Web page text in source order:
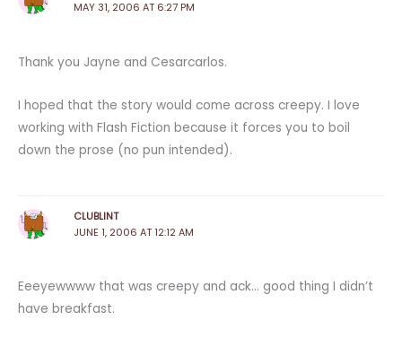
MAY 31, 2006 AT 6:27 PM
Thank you Jayne and Cesarcarlos.
I hoped that the story would come across creepy. I love
working with Flash Fiction because it forces you to boil
down the prose (no pun intended).
CLUBLINT
JUNE 1, 2006 AT 12:12 AM
Eeeyewwww that was creepy and ack… good thing I didn’t
have breakfast.